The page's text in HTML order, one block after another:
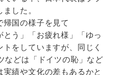
した。
国の様子を見て
う」「お疲れ様」「ゆっ
をしていますが、同じく
などは「ドイツの恥」など
績や文化の差もあるかと